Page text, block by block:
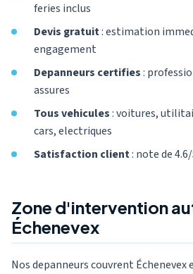
feries inclus
Devis gratuit: estimation
engagement
Depanneurs certifies:
assures
Tous vehicules: voitures,
cars, electriques
Satisfaction client: note de
Zone d'intervention
Échenevex
Nos depanneurs couvrent Échenevex